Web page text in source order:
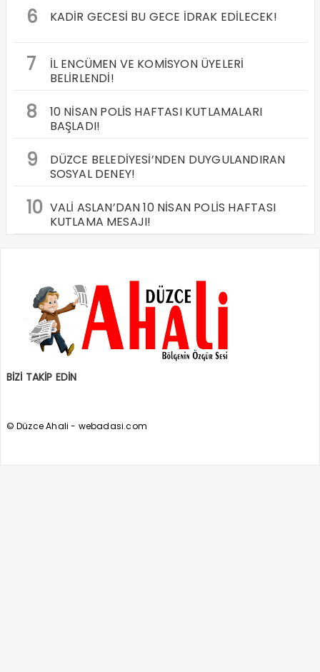
6 KADİR GECESİ BU GECE İDRAK EDİLECEK!
7
İL ENCÜMEN VE KOMİSYON ÜYELERİ
BELİRLENDİ!
8
10 NİSAN POLİS HAFTASI KUTLAMALARI
BAŞLADI!
9
DÜZCE BELEDİYESİ’NDEN DUYGULANDIRAN
SOSYAL DENEY!
10 VALİ ASLAN’DAN 10 NİSAN POLİS HAFTASI
KUTLAMA MESAJI!
BİZİ TAKİP EDİN
© Düzce Ahali - webadasi.com